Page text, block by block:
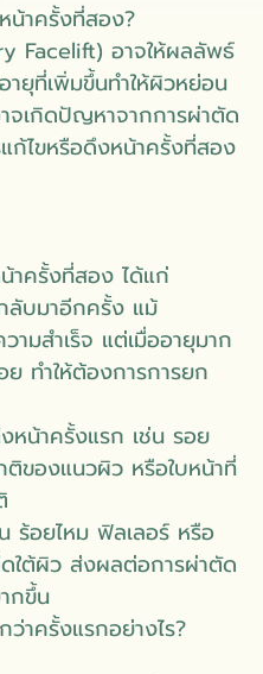
น้าครั้งที่สอง?
Facelift) อาจให้ผลลัพธ์
ายุที่เพิ่มขึ้นทำให้ผิวหย่อน
เกิดปัญหาจากการผ่าตัด
ก้ไขหรือดึงหน้าครั้งที่สอง
าครั้งที่สอง ได้แก่
ลับมาอีกครั้ง แม้
ามสำเร็จ แต่เมื่ออายุมาก
ทำให้ต้องการการยก
หน้าครั้งแรก เช่น รอย
ของแนวผิว หรือใบหน้าที่
ร้อยไหม ฟิลเลอร์ หรือ
ดใต้ผิว ส่งผลต่อการผ่าตัด
กขึ้น
าครั้งแรกอย่างไร?